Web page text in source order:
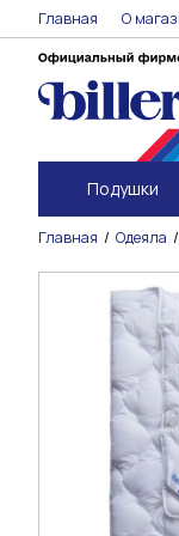
Главная О
Подушки
Главная Одеяла